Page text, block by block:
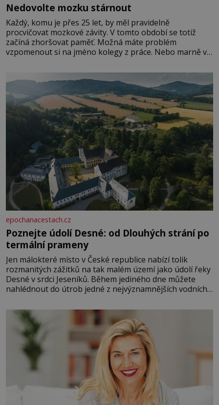
Nedovolte mozku stárnout
Každý, komu je přes 25 let, by měl pravidelně
procvičovat mozkové závity. V tomto období se totiž
začíná zhoršovat paměť. Možná máte problém
vzpomenout si na jméno kolegy z práce. Nebo marně v
Je to opravdu tak, s věkem jako kdyby se paměť
rozhodla stávkovat. Cvičte
epochanacestach.cz
Poznejte údolí Desné: od Dlouhých strání po
termální prameny
Jen málokteré místo v České republice nabízí tolik
rozmanitých zážitků na tak malém území jako údolí řeky
Desné v srdci Jeseníků. Během jediného dne můžete
nahlédnout do útrob jedné z nejvýznamnějších vodních
se na koloběžce a den zakončit poznáváním památek ve
Velkých Losinách nebo v termálním